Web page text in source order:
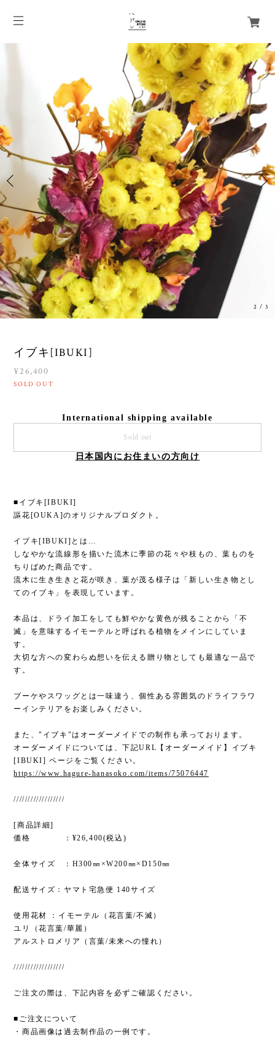
2 /3
イブキ[IBUKI]
¥26,400
SOLD OUT
International shipping available
Sold out
日本国内にお住まいの方向け
■イブキ[IBUKI]
謳花[OUKA]のオリジナルプロダクト。
イブキ[IBUKI]とは…
しなやかな流線形を描いた流木に季節の花々や枝もの、葉ものを
ちりばめた商品です。
流木に生き生きと花が咲き、葉が茂る様子は「新しい生き物とし
てのイブキ」を表現しています。
本品は、ドライ加工をしても鮮やかな黄色が残ることから「不
滅」を意味するイモーテルと呼ばれる植物をメインにしていま
す。
大切な方への変わらぬ想いを伝える贈り物としても最適な一品で
す。
ブーケやスワッグとは一味違う、個性ある雰囲気のドライフラワ
ーインテリアをお楽しみください。
また、"イブキ"はオーダーメイドでの制作も承っております。
オーダーメイドについては、下記URL【オーダーメイド】イブキ
[IBUKI] ページをご覧ください。
https://www.hagure-hanasoko.com/items/75076447
//////////////////
[商品詳細]
価格 ：¥26,400(税込)
全体サイズ ：H300㎜×W200㎜×D150㎜
配送サイズ：ヤマト宅急便 140サイズ
使用花材 ：イモーテル（花言葉/不滅）
ユリ（花言葉/華麗）
アルストロメリア（言葉/未来への憧れ）
//////////////////
ご注文の際は、下記内容を必ずご確認ください。
■ご注文について
・商品画像は過去制作品の一例です。